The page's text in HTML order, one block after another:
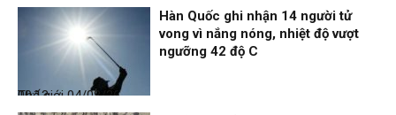
Thế giới
04/08/26, 00:13
Hàn Quốc ghi nhận 14 người tử
vong vì nắng nóng, nhiệt độ vượt
ngưỡng 42 độ C